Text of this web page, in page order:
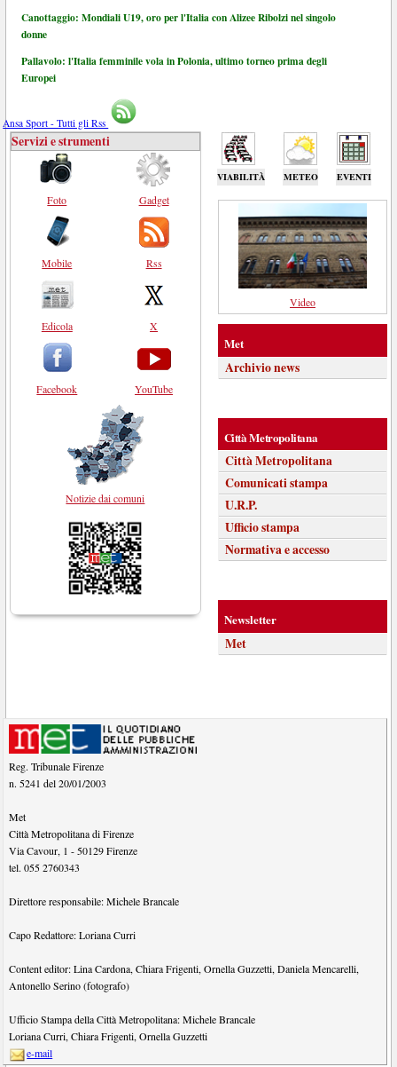
Canottaggio: Mondiali U19, oro per l'Italia con Alizee Ribolzi nel singolo
donne
Pallavolo: l'Italia femminile vola in Polonia, ultimo torneo prima degli
Europei
Ansa Sport - Tutti gli Rss
VIABILITÀ METEO EVENTI
Servizi e strumenti
Foto
Mobile
Edicola
Facebook
Gadget
Rss
X
YouTube
Notizie dai comuni
Video
Met
Archivio news
Città Metropolitana
Città Metropolitana
Comunicati stampa
U.R.P.
Ufficio stampa
Normativa e accesso
Newsletter
Met
Reg. Tribunale Firenze
n. 5241 del 20/01/2003
Met
Città Metropolitana di Firenze
Via Cavour, 1 -50129 Firenze
tel.055 2760343
Direttore responsabile:Michele Brancale
Capo Redattore:Loriana Curri
Content editor:Lina Cardona,Chiara Frigenti,Ornella Guzzetti,Daniela Mencarelli,
Antonello Serino (fotografo)
Ufficio Stampa della Città Metropolitana:Michele Brancale
Loriana Curri,Chiara Frigenti,Ornella Guzzetti
e-mail